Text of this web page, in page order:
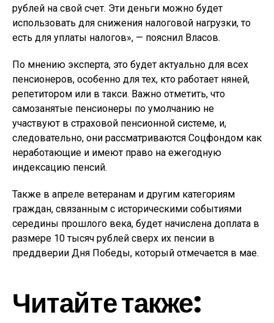
рублей на свой счет. Эти деньги можно будет
использовать для снижения налоговой нагрузки, то
есть для уплаты налогов», — пояснил Власов.
По мнению эксперта, это будет актуально для всех
пенсионеров, особенно для тех, кто работает няней,
репетитором или в такси. Важно отметить, что
самозанятые пенсионеры по умолчанию не
участвуют в страховой пенсионной системе, и,
следовательно, они рассматриваются Соцфондом как
неработающие и имеют право на ежегодную
индексацию пенсий.
Также в апреле ветеранам и другим категориям
граждан, связанным с историческими событиями
середины прошлого века, будет начислена доплата в
размере 10 тысяч рублей сверх их пенсии в
преддверии Дня Победы, который отмечается в мае.
Читайте также: